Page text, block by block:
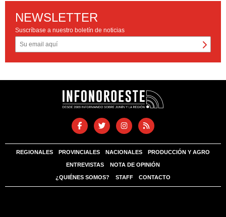
NEWSLETTER
Suscríbase a nuestro boletín de noticias
REGIONALES PROVINCIALES NACIONALES PRODUCCIÓN Y AGRO
ENTREVISTAS NOTA DE OPINIÓN
¿QUIÉNES SOMOS? STAFF CONTACTO